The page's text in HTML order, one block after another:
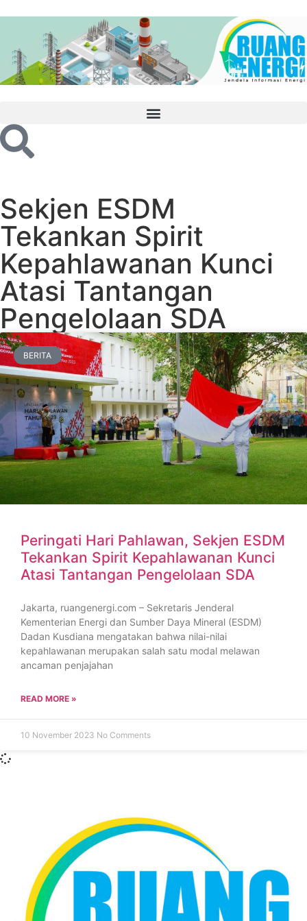
Sekjen ESDM
Tekankan Spirit
Kepahlawanan Kunci
Atasi Tantangan
Pengelolaan SDA
BERITA
Peringati Hari Pahlawan, Sekjen ESDM
Tekankan Spirit Kepahlawanan Kunci
Atasi Tantangan Pengelolaan SDA
Jakarta, ruangenergi.com – Sekretaris Jenderal
Kementerian Energi dan Sumber Daya Mineral (ESDM)
Dadan Kusdiana mengatakan bahwa nilai-nilai
kepahlawanan merupakan salah satu modal melawan
ancaman penjajahan
READ MORE »
10 November 2023 No Comments